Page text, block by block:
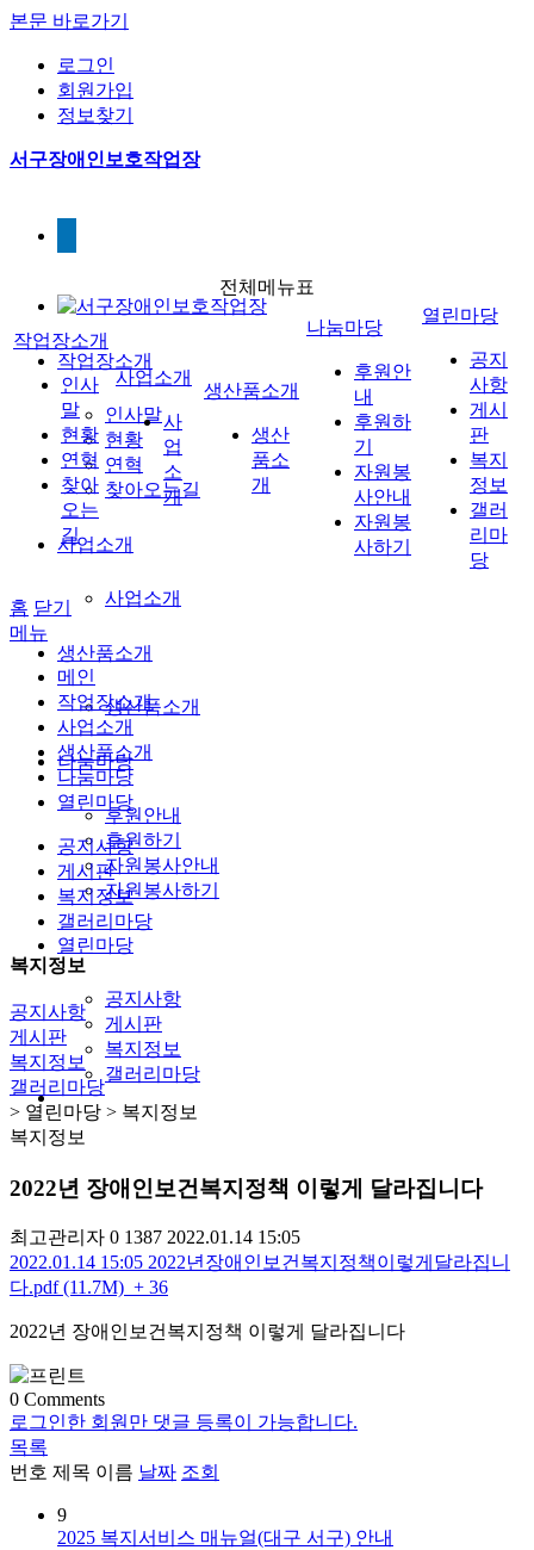
본문 바로가기
로그인
회원가입
정보찾기
서구장애인보호작업장
작업장소개
인사말
현황
연혁
찾아오는길
사업소개
사업소개
생산품소개
생산품소개
나눔마당
후원안내
후원하기
자원봉사안내
자원봉사하기
열린마당
공지사항
게시판
복지정보
갤러리마당
전체메뉴표
작업장소개
인사
말
현황
연혁
찾아
오는
길
사업소개
사
업
소
개
생산품소개
생산
품소
개
나눔마당
후원안
내
후원하
기
자원봉
사안내
자원봉
사하기
열린마당
공지
사항
게시
판
복지
정보
갤러
리마
당
홈 닫기
메뉴
메인
작업장소개
사업소개
생산품소개
나눔마당
열린마당
공지사항
게시판
복지정보
갤러리마당
복지정보
공지사항
게시판
복지정보
갤러리마당
> 열린마당 > 복지정보
복지정보
2022년 장애인보건복지정책 이렇게 달라집니다
최고관리자 0 1387 2022.01.14 15:05
2022.01.14 15:05 2022년장애인보건복지정책이렇게달라집니
다.pdf (11.7M) + 36
2022년 장애인보건복지정책 이렇게 달라집니다
0 Comments
로그인한 회원만 댓글 등록이 가능합니다.
목록
번호 제목 이름 날짜 조회
9
2025 복지서비스 매뉴얼(대구 서구) 안내